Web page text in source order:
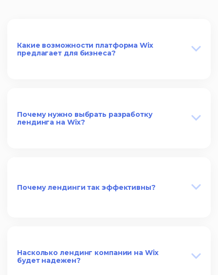
Какие возможности платформа Wix
предлагает для бизнеса?
Почему нужно выбрать разработку
лендинга на Wix?
Почему лендинги так эффективны?
Насколько лендинг компании на Wix
будет надежен?